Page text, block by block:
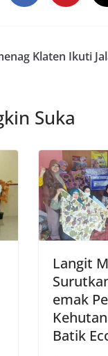
Klaten Ikuti
Suka
Langit
emak
Batik